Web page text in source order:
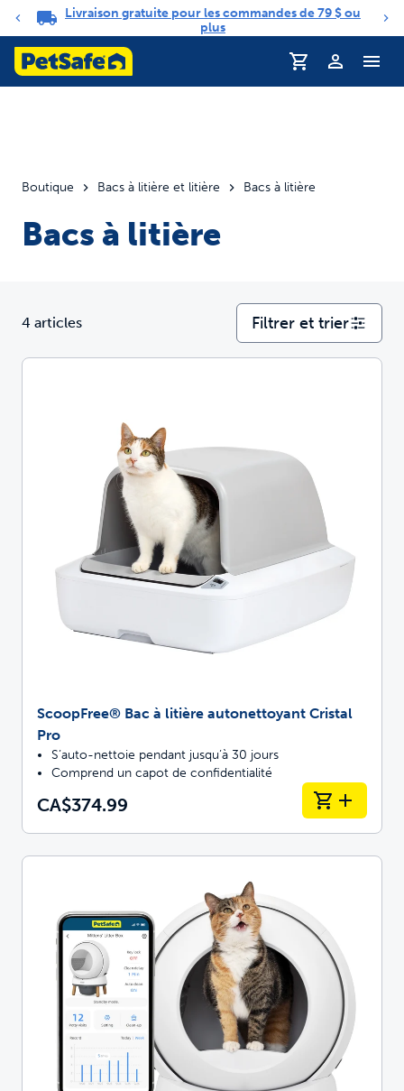
Carrousel de notifications
Livraison gratuite pour les commandes de 79 $ ou
plus
Profil
Boutique Bacs à litière et litière Bacs à litière
Bacs à litière
4 articles Filtrer et trier
ScoopFree® Bac à litière autonettoyant Cristal
Pro
S’auto-nettoie pendant jusqu’à 30 jours
Comprend un capot de confidentialité
CA$374.99